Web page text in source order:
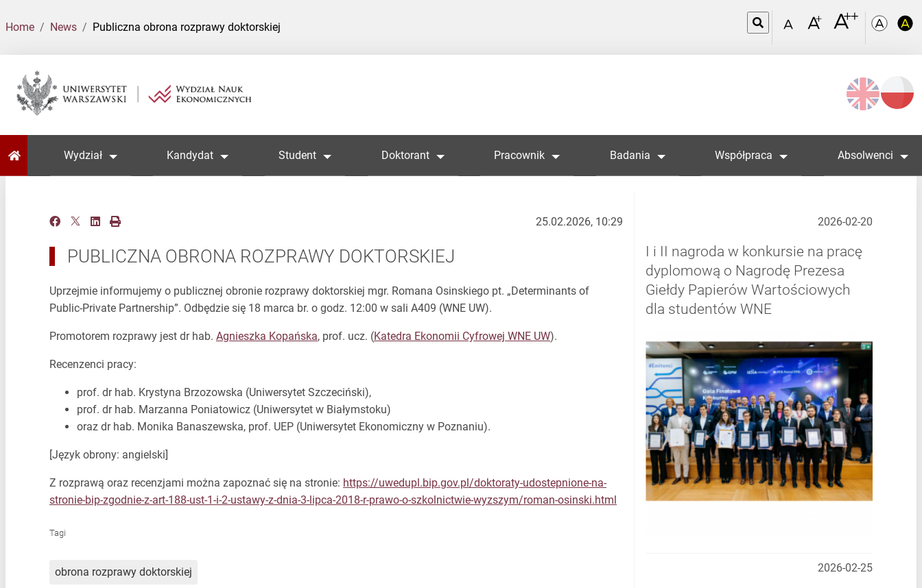
Home News Publiczna obrona rozprawy doktorskiej
Wybierz
język
Home Wydział Kandydat Student Doktorant Pracownik Badania Współpraca Absolwenci
25.02.2026, 10:29
PUBLICZNA OBRONA ROZPRAWY DOKTORSKIEJ
Uprzejmie informujemy o publicznej obronie rozprawy doktorskiej mgr. Romana Osinskiego pt. „Determinants of
Public-Private Partnership”. Odbędzie się 18 marca br. o godz. 12:00 w sali A409 (WNE UW).
Promotorem rozprawy jest dr hab. Agnieszka Kopańska, prof. ucz. (Katedra Ekonomii Cyfrowej WNE UW).
Recenzenci pracy:
prof. dr hab. Krystyna Brzozowska (Uniwersytet Szczeciński),
prof. dr hab. Marzanna Poniatowicz (Uniwersytet w Białymstoku)
oraz dr hab. Monika Banaszewska, prof. UEP (Uniwersytet Ekonomiczny w Poznaniu).
[Język obrony: angielski]
Z rozprawą oraz recenzjami można zapoznać się na stronie: https://uwedupl.bip.gov.pl/doktoraty-udostepnione-na-
stronie-bip-zgodnie-z-art-188-ust-1-i-2-ustawy-z-dnia-3-lipca-2018-r-prawo-o-szkolnictwie-wyzszym/roman-osinski.html
Tagi
obrona rozprawy doktorskiej
2026-02-20
I i II nagroda w konkursie na pracę
dyplomową o Nagrodę Prezesa
Giełdy Papierów Wartościowych
dla studentów WNE
2026-02-25